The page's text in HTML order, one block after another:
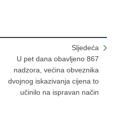
Sljedeća
U pet dana obavljeno 867
nadzora, većina obveznika
dvojnog iskazivanja cijena to
učinilo na ispravan način